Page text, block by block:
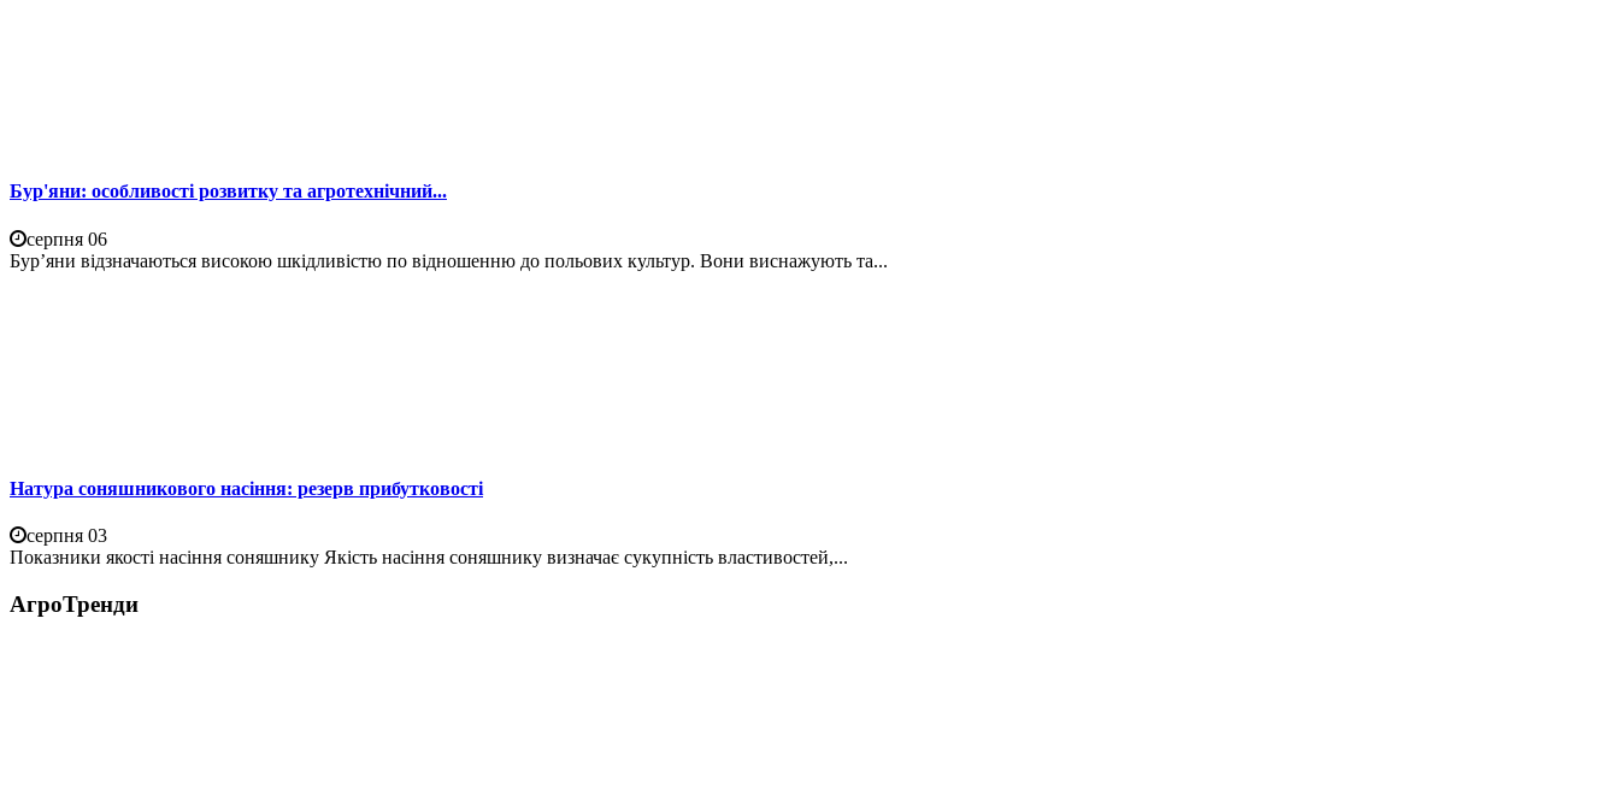
Бур'яни: особливості розвитку та агротехнічний...
серпня 06
Бур’яни відзначаються високою шкідливістю по відношенню до польових культур. Вони виснажують та...
Натура соняшникового насіння: резерв прибутковості
серпня 03
Показники якості насіння соняшнику Якість насіння соняшнику визначає сукупність властивостей,...
АгроТренди